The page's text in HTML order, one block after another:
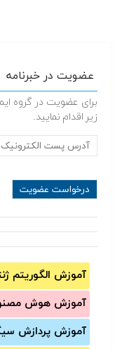
عضویت در خبرنامه
برای عضویت در گروه
زیر اقدام نمایید.
آموزش الگوریتم
آموزش‌ هوش
آموزش‌ پردازش